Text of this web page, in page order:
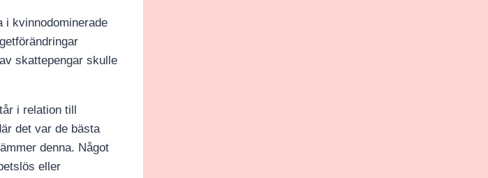
i kvinnodominerade
skattepengar skulle
i relation till
det var de bästa
denna. Något
eller